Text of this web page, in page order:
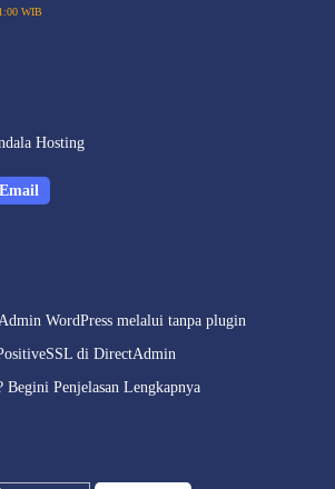
WIB
Hosting
Email
WordPress melalui tanpa plugin
di DirectAdmin
Penjelasan Lengkapnya